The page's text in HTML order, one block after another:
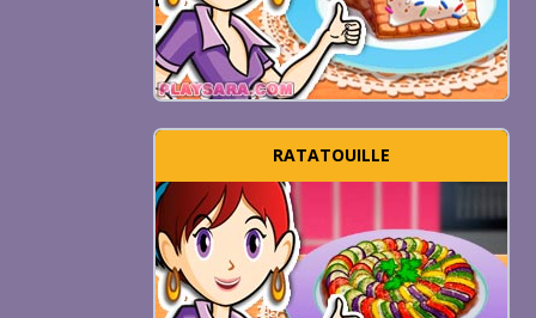
RATATOUILLE